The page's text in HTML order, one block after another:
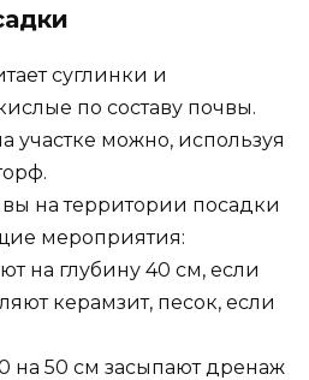
суглинки и
по составу почвы.
участке можно, используя
на территории посадки
мероприятия:
на глубину 40 см, если
керамзит, песок, если
на 50 см засыпают дренаж